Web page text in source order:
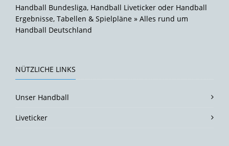
Handball Bundesliga, Handball Liveticker oder Handball
Ergebnisse, Tabellen & Spielpläne » Alles rund um
Handball Deutschland
NÜTZLICHE LINKS
Unser Handball
Liveticker